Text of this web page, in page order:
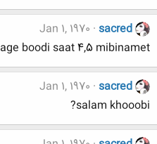
sacred
Jan 1, 1970
age boodi saat 4,5 mibinamet!
sacred
Jan 1, 1970
salam khooobi?